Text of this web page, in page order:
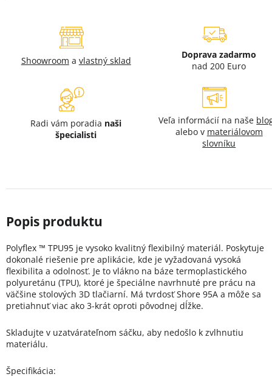
Shoowroom a vlastný sklad
Doprava zadarmo
nad 200 Euro
Radi vám poradia naši
špecialisti
Veľa informácií na naše
alebo v materiálovom
slovníku
Polyflex ™ TPU95 je vysoko kvalitný flexibilný materiál. Poskytuje
dokonalé riešenie pre aplikácie, kde je vyžadovaná vysoká
flexibilita a odolnosť. Je to vlákno na báze termoplastického
polyuretánu (TPU), ktoré je špeciálne navrhnuté pre prácu na
väčšine stolových 3D tlačiarní. Má tvrdosť Shore 95A a môže sa
pretiahnuť viac ako 3-krát oproti pôvodnej dĺžke.
Skladujte v uzatvárateľnom sáčku, aby nedošlo k zvlhnutiu
materiálu.
Špecifikácia: